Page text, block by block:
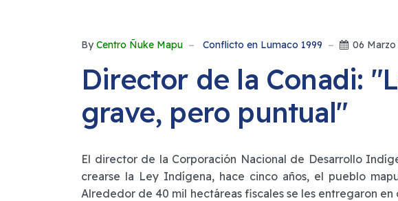
By Centro Ñuke Mapu Conflicto en Lumaco 1999 06 Marzo
Director de la Conadi:
grave, pero puntual"
El director de la Corporación Nacional de Desarrollo
crearse la Ley Indígena, hace cinco años, el pueblo
Alrededor de 40 mil hectáreas fiscales se les entregaron en